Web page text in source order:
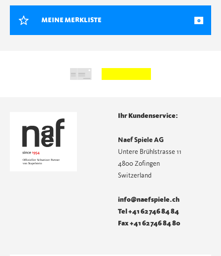
MEINE MERKLISTE 0
Ihr Kundenservice:
Naef Spiele AG
Untere Brühlstrasse 11
4800 Zofingen
Switzerland
info@naefspiele.ch
Tel +41 62 746 84 84
Fax +41 62 746 84 80